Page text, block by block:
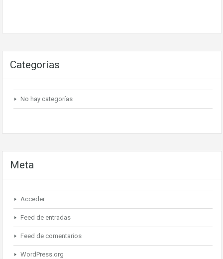
Categorías
No hay categorías
Meta
Acceder
Feed de entradas
Feed de comentarios
WordPress.org